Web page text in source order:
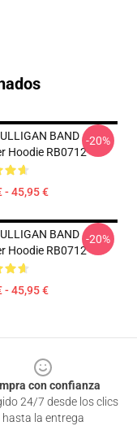
BAND
Hoodie RB0712
- 45,95 €
-20%
BAND
Hoodie RB0712
- 45,95 €
-20%
con confianza
24/7 desde los clics
hasta la entrega